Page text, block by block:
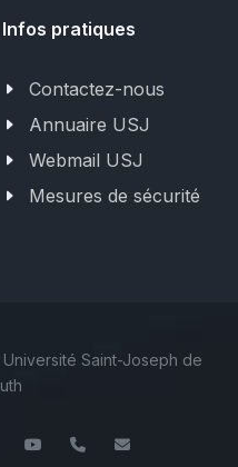
Infos pratiques
Contactez-nous
Annuaire USJ
Webmail USJ
Mesures de sécurité
Saint-Joseph de
LinkedInYouTube+961 (1) 421 432